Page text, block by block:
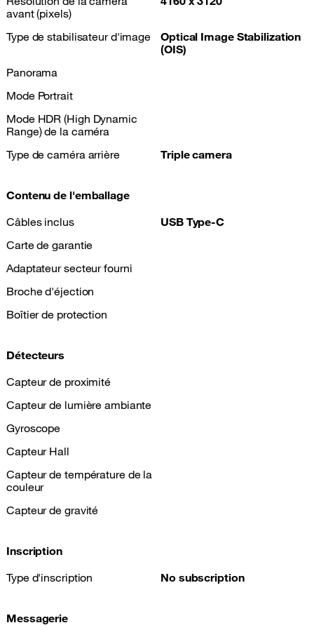
avant (pixels)
Type de stabilisateur d'image
Optical Image Stabilization
(OIS)
Panorama
Mode Portrait
Mode HDR (High Dynamic
Range) de la caméra
Type de caméra arrière
Triple camera
Contenu de l'emballage
Câbles inclus
USB Type-C
Carte de garantie
Adaptateur secteur fourni
Broche d'éjection
Boîtier de protection
Détecteurs
Capteur de proximité
Capteur de lumière ambiante
Gyroscope
Capteur Hall
Capteur de température de la
couleur
Capteur de gravité
Inscription
Type d'inscription
No subscription
Messagerie